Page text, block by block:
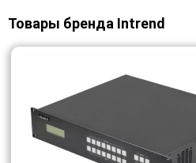
Товары бренда Intrend